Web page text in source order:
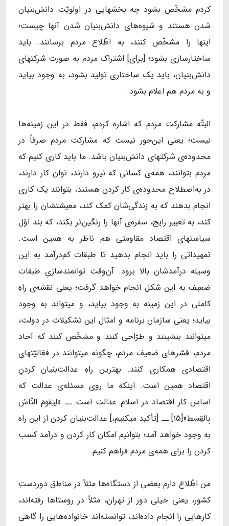
کردم مشخّص بشود چه بخشهایی در اولویّت دانش‌بنیان
شدن هستند و شیوه‌های دانش‌بنیان شدن آنها چیست؛
اینها را مشخّص کنند، به اطّلاع مردم برسانند. باید
ساختارسازی بشود؛ [برای] اشتراک مردم به صورت شرکتهای
دانش‌بنیان، باید یک ساختاری تولید بشود، به وجود بیاید
و به مردم هم اعلام بشود.
البتّه مشارکت مردم که اشاره کردم، فقط در این زمینه‌ها
نیست؛ یعنی این‌جور نیست که مشارکت مردم صرفاً در
محدوده‌ی شرکتهای دانش‌بنیان باشد. ما باید کاری کنیم که
مردم بتوانند، همه‌ی کسانی که نیرو دارند، توان کار دارند،
در به‌اصطلاح محدوده‌ی کار کردن هستند، بتوانند یک کاری
انجام بدهند که به زندگی‌شان کمک کند، معیشتشان را بهتر
کند، به تعبیر رایج، سفره‌ی آنها را رنگین‌تر بکند، که بند اوّل
سیاستهای اقتصاد مقاومتی هم ناظر به همین است.
تمهیداتی را باید انجام بدهید تا طبقات کم‌درآمد به این
وسیله درآمدشان بالا برود. آن‌وقت توانمندسازیِ طبقات
ضعیف به این شکل انجام خواهد گرفت؛ یعنی نقشه‌ی راهِ
کاملی در این زمینه به وجود بیاید، و میتواند به وجود
بیاید؛ یعنی سازمان برنامه و امثال این تشکیلات در دولت،
میتوانند بنشینند و طرّاحی کنند و مشخّص کنند که آحاد
مردم، قشرهای ضعیف مردم، چگونه میتوانند در فعّالیّتهای
اقتصادی همکاری کنند. بهترین راهِ عدالت‌بنیان کردنِ
اقتصاد همین است. اینکه ما روی مسئله‌ی عدالت که
اساس کار اقتصاد در اسلام عدالت است ــ «لِیَقومَ النّاسُ
بِالقِسط»[۱۵] ــ [تأکید میکنیم،] عدالت‌بنیان کردن از این راه
به وجود خواهد آمد؛ بتوانیم امکان کار کردن و درآمد کسب
کردن را برای همه‌ی مردم فراهم کنیم.
من اطّلاع دارم بعضی از دستگاه‌ها مثلاً در مناطق دوردستِ
کشور، یعنی خیلی دور از تهران، مثلاً در روستاها رفته‌اند،
کارهایی را انجام داده‌اند، توانسته‌اند خانواده‌هایی را گاهی